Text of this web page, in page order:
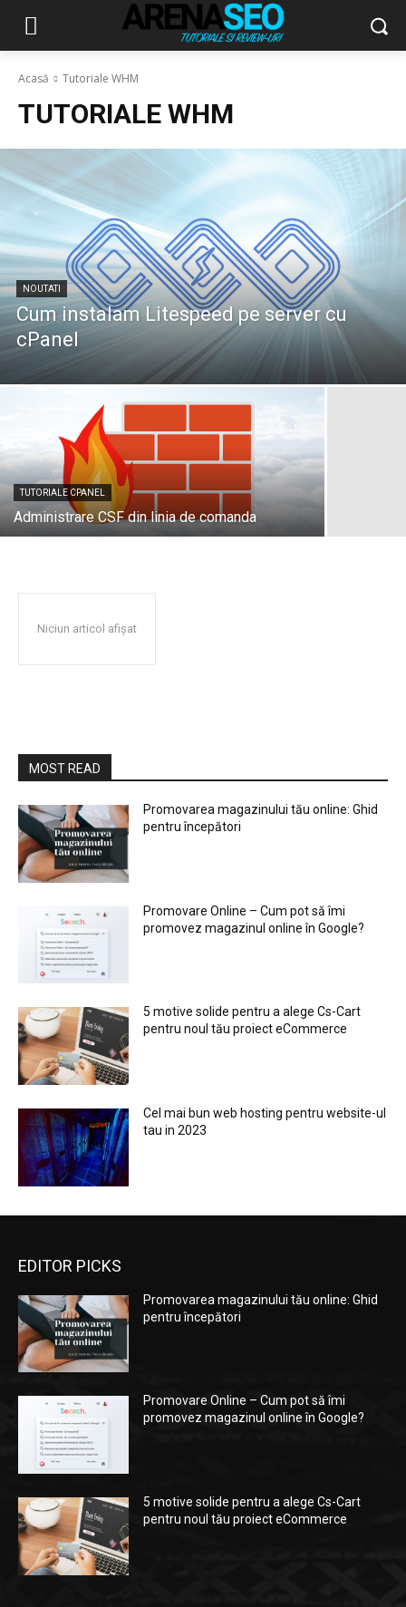
Acasă Tutoriale WHM
TUTORIALE WHM
NOUTATI
Cum instalam Litespeed pe server cu
cPanel
TUTORIALE CPANEL
Administrare CSF din linia de comanda
Niciun articol afișat
MOST READ
Promovarea magazinului tău online: Ghid
pentru începători
Promovare Online – Cum pot să îmi
promovez magazinul online în Google?
5 motive solide pentru a alege Cs-Cart
pentru noul tău proiect eCommerce
Cel mai bun web hosting pentru website-ul
tau in 2023
EDITOR PICKS
Promovarea magazinului tău online: Ghid
pentru începători
Promovare Online – Cum pot să îmi
promovez magazinul online în Google?
5 motive solide pentru a alege Cs-Cart
pentru noul tău proiect eCommerce